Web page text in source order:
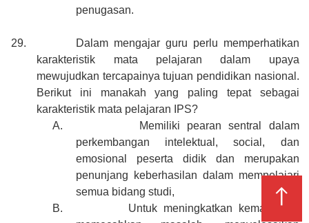
penugasan.
29.
Dalam mengajar guru perlu memperhatikan
karakteristik mata pelajaran dalam upaya
mewujudkan tercapainya tujuan pendidikan nasional.
Berikut ini manakah yang paling tepat sebagai
karakteristik mata pelajaran IPS?
A.
Memiliki pearan sentral dalam
perkembangan intelektual, social, dan
emosional peserta didik dan merupakan
penunjang keberhasilan dalam mempelajari
semua bidang studi,
B.
Untuk meningkatkan kemampuan
↑